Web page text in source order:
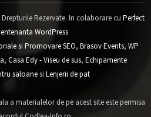
Rezervate. In colaborare cu Perfect
WordPress
si Promovare SEO, Brasov Events, WP
, Casa Edy - Viseu de sus, Echipamente
saloanesi Lenjerii de pat
a materialelor de pe acest site este permisa